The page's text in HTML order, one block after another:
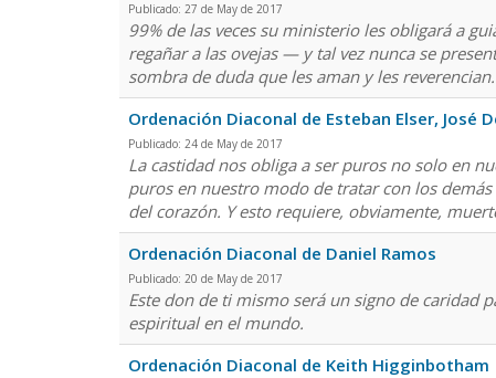
Publicado: 27 de May de 2017
99% de las veces su ministerio les obligará a
regañar a las ovejas — y tal vez nunca se
sombra de duda que les aman y les reverencian.
Ordenación Diaconal de Esteban Elser, José
Publicado: 24 de May de 2017
La castidad nos obliga a ser puros no solo en
puros en nuestro modo de tratar con los
del corazón. Y esto requiere, obviamente,
Ordenación Diaconal de Daniel Ramos
Publicado: 20 de May de 2017
Este don de ti mismo será un signo de caridad
espiritual en el mundo.
Ordenación Diaconal de Keith Higginbotham